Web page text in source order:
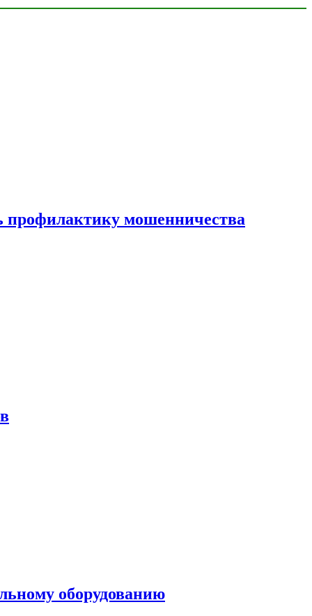
профилактику мошенничества
оборудованию